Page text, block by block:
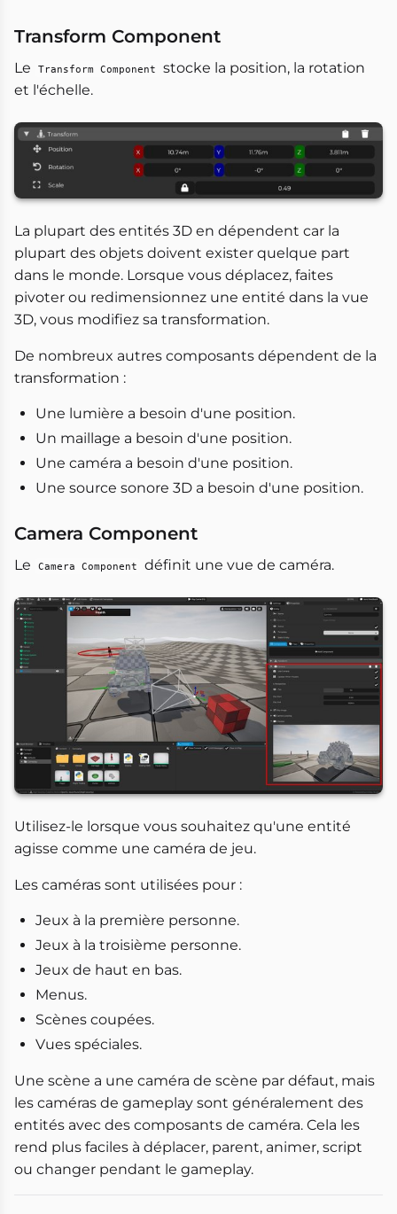
Transform Component
Le Transform Component
stocke la position, la rotation
et l'échelle.
La plupart des entités 3D en dépendent car la
plupart des objets doivent exister quelque part
dans le monde. Lorsque vous déplacez, faites
pivoter ou redimensionnez une entité dans la vue
3D, vous modifiez sa transformation.
De nombreux autres composants dépendent de la
transformation :
Une lumière a besoin d'une position.
Un maillage a besoin d'une position.
Une caméra a besoin d'une position.
Une source sonore 3D a besoin d'une position.
Camera Component
Le Camera Component définit une vue de caméra.
Utilisez-le lorsque vous souhaitez qu'une entité
agisse comme une caméra de jeu.
Les caméras sont utilisées pour :
Jeux à la première personne.
Jeux à la troisième personne.
Jeux de haut en bas.
Menus.
Scènes coupées.
Vues spéciales.
Une scène a une caméra de scène par défaut, mais
les caméras de gameplay sont généralement des
entités avec des composants de caméra. Cela les
rend plus faciles à déplacer, parent, animer, script
ou changer pendant le gameplay.